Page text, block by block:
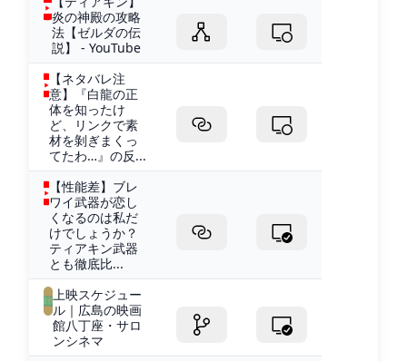
炎の神殿の攻略
法【ゼルダの伝
説】 - YouTube
【ネタバレ注
意】『白龍の正
体を知ったけ
ど、リンクで素
材を剝ぎまくっ
てたわ…』の反...
【性能差】ブレ
ワイ武器が恋し
くなるのは私だ
けでしょうか？
ティアキン武器
とも徹底比...
上映スケジュー
ル｜広島の映画
館八丁座・サロ
ンシネマ